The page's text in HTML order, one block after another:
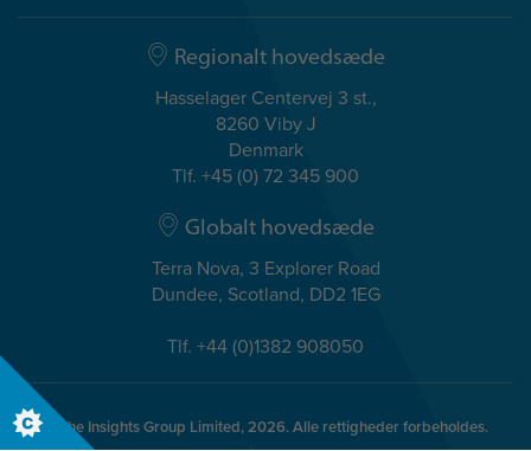
Regionalt hovedsæde
Hasselager Centervej 3 st.,
8260 Viby J
Denmark
Tlf. +45 (0) 72 345 900
Globalt hovedsæde
Terra Nova, 3 Explorer Road
Dundee, Scotland, DD2 1EG
Tlf. +44 (0)1382 908050
© The Insights Group Limited, 2026. Alle rettigheder forbeholdes.